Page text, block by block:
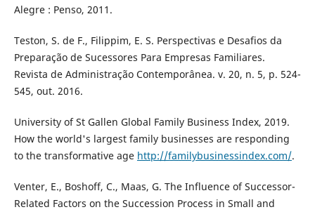
Alegre : Penso, 2011.
Teston, S. de F., Filippim, E. S. Perspectivas e Desafios da
Preparação de Sucessores Para Empresas Familiares.
Revista de Administração Contemporânea. v. 20, n. 5, p. 524-
545, out. 2016.
University of St Gallen Global Family Business Index, 2019.
How the world's largest family businesses are responding
to the transformative age http://familybusinessindex.com/.
Venter, E., Boshoff, C., Maas, G. The Influence of Successor-
Related Factors on the Succession Process in Small and